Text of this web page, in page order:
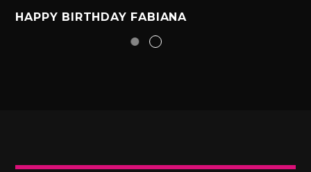
HAPPY BIRTHDAY FABIANA